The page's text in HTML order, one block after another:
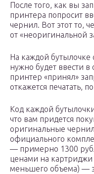
После того, как вы
принтера попросит
чернил. Вот этот то,
от «неоригинальной
На каждой бутылочке
нужно будет ввести
принтер «принял»
откажется печатать,
Код каждой
что вам придется
оригинальные
официального
— примерно 1300
ценами на
меньшего объема) —